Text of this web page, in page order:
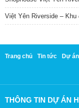
Việt Yên Riverside –
Trang chủ Tin tức Dự án
THÔNG TIN DỰ ÁN